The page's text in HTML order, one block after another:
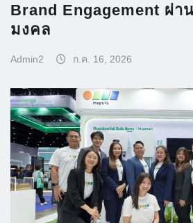
Brand Engagement ผ่า
มงคล
Admin2 ก.ค. 16, 2026